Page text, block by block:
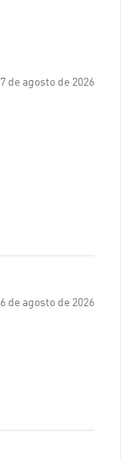
7 de agosto de 2026
6 de agosto de 2026